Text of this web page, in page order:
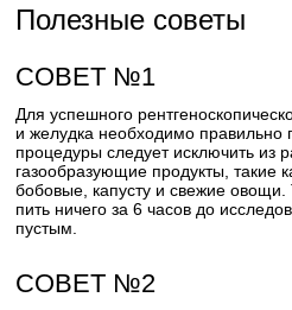
Полезные советы
СОВЕТ №1
Для успешного
и желудка необходимо правильно
процедуры следует исключить
газообразующие продукты, такие
бобовые, капусту и свежие
пить ничего за 6 часов до
пустым.
СОВЕТ №2